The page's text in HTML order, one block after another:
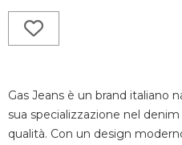
Gas Jeans è un brand italiano
sua specializzazione nel
qualità. Con un design